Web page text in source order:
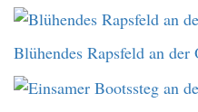
Blühendes Rapsfeld an der